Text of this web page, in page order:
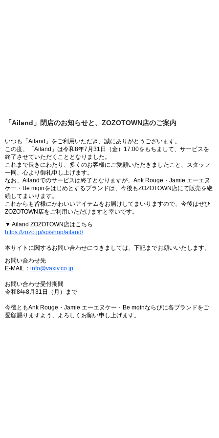
「Ailand」閉店のお知らせと、ZOZOTOWN店のご案内
いつも「Ailand」をご利用いただき、誠にありがとうございます。
この度、「Ailand」は令和8年7月31日（金）17:00をもちまして、サービスを
終了させていただくこととなりました。
これまで長きにわたり、多くのお客様にご愛顧いただきましたこと、スタッフ
一同、心より御礼申し上げます。
なお、Ailandでのサービスは終了となりますが、Ank Rouge・Jamie エーエヌ
ケー・Be mqinをはじめとするブランドは、今後もZOZOTOWN店にて販売を継
続してまいります。
これからも皆様にかわいいアイテムをお届けしてまいりますので、今後はぜひ
ZOZOTOWN店をご利用いただけますと幸いです。
▼ Ailand ZOZOTOWN店はこちら
https://zozo.jp/sp/shop/ailand/
本サイトに関するお問い合わせにつきましては、下記までお願いいたします。
お問い合わせ先
E-MAIL： info@vaxiv.co.jp
お問い合わせ受付期間
令和8年8月31日（月）まで
今後ともAnk Rouge・Jamie エーエヌケー・Be mqinならびに各ブランドをご
愛顧賜りますよう、よろしくお願い申し上げます。